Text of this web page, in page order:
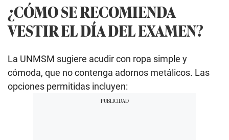
¿CÓMO SE RECOMIENDA
VESTIR EL DÍA DEL EXAMEN?
La UNMSM sugiere acudir con ropa simple y
cómoda, que no contenga adornos metálicos. Las
opciones permitidas incluyen: